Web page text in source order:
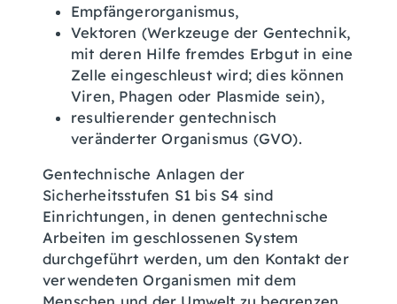
Empfängerorganismus,
Vektoren (Werkzeuge der Gentechnik,
mit deren Hilfe fremdes Erbgut in eine
Zelle eingeschleust wird; dies können
Viren, Phagen oder Plasmide sein),
resultierender gentechnisch
veränderter Organismus (GVO).
Gentechnische Anlagen der
Sicherheitsstufen S1 bis S4 sind
Einrichtungen, in denen gentechnische
Arbeiten im geschlossenen System
durchgeführt werden, um den Kontakt der
verwendeten Organismen mit dem